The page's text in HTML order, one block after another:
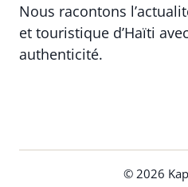
Nous racontons
et touristique d’Haïti
authenticité.
© 2026